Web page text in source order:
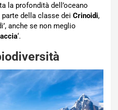
la profondità dell’oceano
della classe dei Crinoidi,
anche se non meglio
‘.